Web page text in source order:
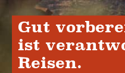
Gut
ist
Reisen.